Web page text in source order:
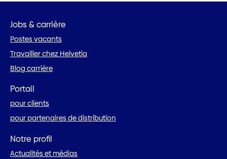
Jobs & carrière
Postes vacants
Travailler chez Helvetia
Blog carrière
Portail
pour clients
pour partenaires de distribution
Notre profil
Actualités et médias